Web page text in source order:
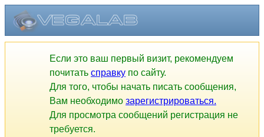
Если это ваш первый визит, рекомендуем
почитать справку по сайту.
Для того, чтобы начать писать сообщения,
Вам необходимо зарегистрироваться.
Для просмотра сообщений регистрация не
требуется.